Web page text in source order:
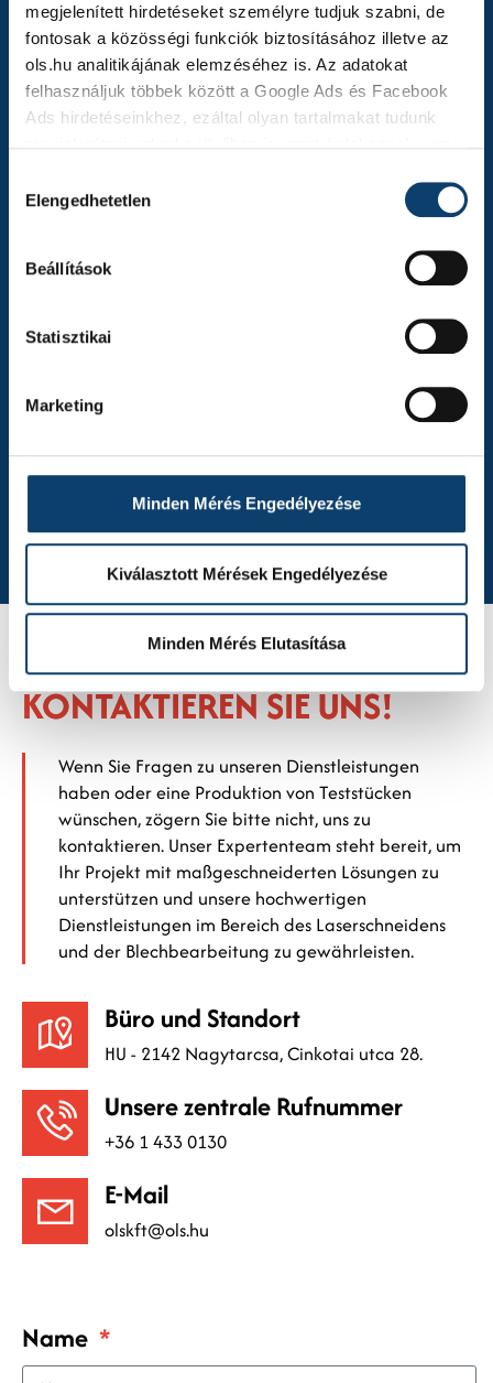
megjelenített hirdetéseket személyre tudjuk szabni, de
fontosak a közösségi funkciók biztosításához illetve az
ols.hu analitikájának elemzéséhez is. Az adatokat
felhasználjuk többek között a Google Ads és Facebook
Ads hirdetéseinkhez, ezáltal olyan tartalmakat tudunk
arra kérünk, hogy engedd meg
Természetesen
soha semmilyen formában nem fogunk visszaélni ezzel
kapcsolatban. Előre is köszönjük!
kiválasztása
Elengedhetetlen
Beállítások
Statisztikai
Marketing
Minden Mérés Engedélyezése
Kiválasztott Mérések Engedélyezése
Minden Mérés Elutasítása
Leiter Technologie
KONTAKTIEREN SIE UNS!
Wenn Sie Fragen zu unseren Dienstleistungen
haben oder eine Produktion von Teststücken
wünschen, zögern Sie bitte nicht, uns zu
kontaktieren. Unser Expertenteam steht bereit, um
Ihr Projekt mit maßgeschneiderten Lösungen zu
unterstützen und unsere hochwertigen
Dienstleistungen im Bereich des Laserschneidens
und der Blechbearbeitung zu gewährleisten.
Büro und Standort
HU - 2142 Nagytarcsa, Cinkotai utca 28.
Unsere zentrale Rufnummer
+36 1 433 0130
E-Mail
olskft@ols.hu
Name